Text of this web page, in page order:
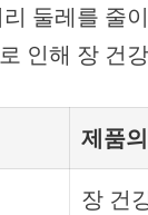
둘레를 줄
인해 장 건
제품
장 건